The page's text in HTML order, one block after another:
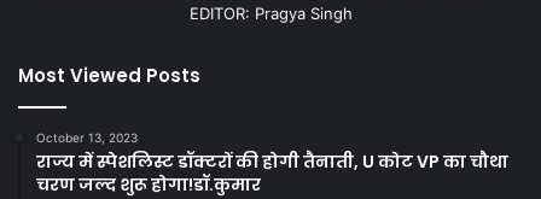
EDITOR: Pragya Singh
Most Viewed Posts
October 13, 2023
राज्य में स्पेशलिस्ट डॉक्टरों की होगी तैनाती, U कोट VP का चौथा
चरण जल्द शुरू होगा!डॉ.कुमार